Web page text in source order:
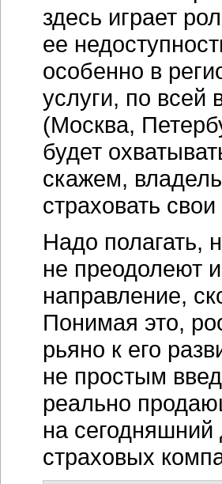
здесь играет
ее
особенно в
услуги, по всей
(Москва,
будет
скажем,
страховать
Надо полагать,
не преодолеют
направление,
Понимая это,
рьяно к его
не простым
реально
на
страховых